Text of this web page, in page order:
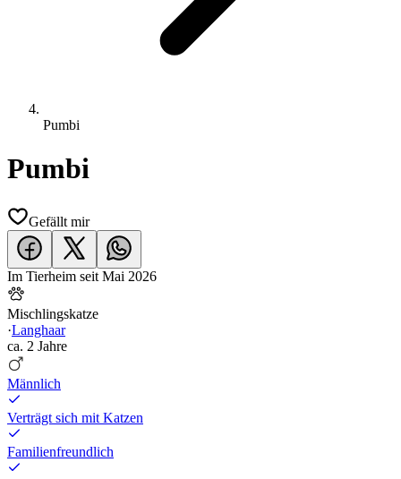
Pumbi
Pumbi
Gefällt mir
Im Tierheim seit Mai 2026
Mischlingskatze
·Langhaar
ca. 2 Jahre
Männlich
Verträgt sich mit Katzen
Familienfreundlich